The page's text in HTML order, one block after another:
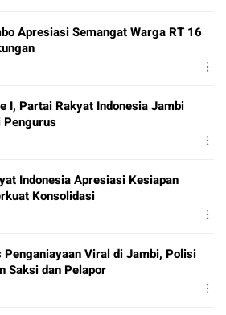
Apresiasi Semangat Warga RT 16
I, Partai Rakyat Indonesia Jambi
Indonesia Apresiasi Kesiapan
Konsolidasi
Penganiayaan Viral di Jambi, Polisi
Saksi dan Pelapor